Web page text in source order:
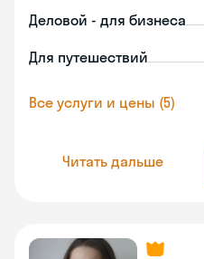
Деловой - для бизнеса
Для путешествий
Все услуги и цены (5)
Читать дальше